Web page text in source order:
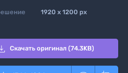
1920 x 1200 px
Скачать оригинал (74.3KB)